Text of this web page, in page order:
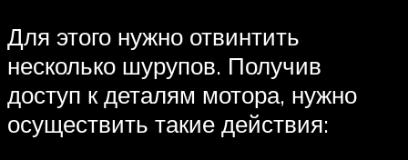
Для этого нужно отвинтить
несколько шурупов. Получив
доступ к деталям мотора, нужно
осуществить такие действия: